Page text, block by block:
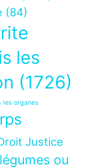
(84)
les
(1726)
les organes
Justice
ou